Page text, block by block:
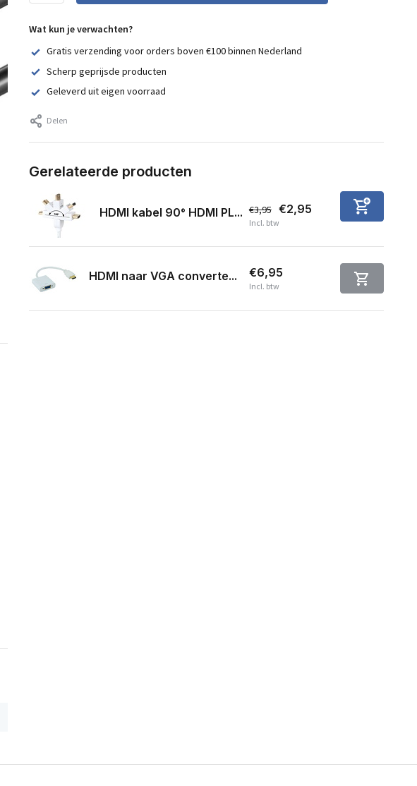
Wat kun je verwachten?
Gratis verzending voor orders boven €100 binnen Nederland
Scherp geprijsde producten
Geleverd uit eigen voorraad
Delen
Gerelateerde producten
HDMI kabel 90° HDMI PL... €3,95 €2,95
Incl. btw
HDMI naar VGA converte... €6,95
Incl. btw